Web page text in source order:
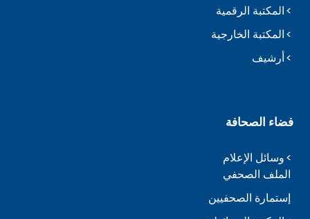
المكتبة الرقمية
المكتبة الخارجية
أرشيف
فضاء الصحافة
وسائل الإعلام
الملف الصحفي
إستمارة الصحفيين